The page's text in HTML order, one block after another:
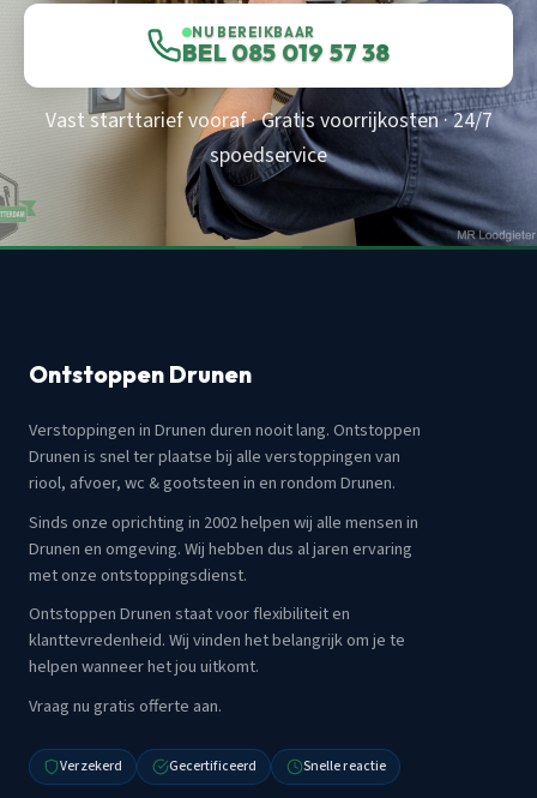
NU BEREIKBAAR
BEL 085 019 57 38
Vast starttarief vooraf · Gratis voorrijkosten · 24/7
spoedservice
Ontstoppen Drunen
Verstoppingen in Drunen duren nooit lang. Ontstoppen
Drunen is snel ter plaatse bij alle verstoppingen van
riool, afvoer, wc & gootsteen in en rondom Drunen.
Sinds onze oprichting in 2002 helpen wij alle mensen in
Drunen en omgeving. Wij hebben dus al jaren ervaring
met onze ontstoppingsdienst.
Ontstoppen Drunen staat voor flexibiliteit en
klanttevredenheid. Wij vinden het belangrijk om je te
helpen wanneer het jou uitkomt.
Vraag nu gratis offerte aan.
Verzekerd Gecertificeerd Snelle reactie